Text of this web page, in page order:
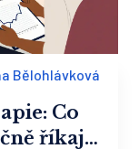
Bělohlávková
Co
říkají